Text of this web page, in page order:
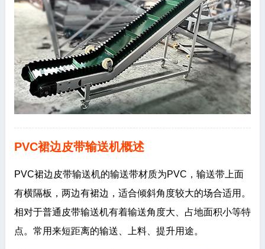
PVC裙边皮带输送机概述
PVC裙边皮带输送机的输送带材质为PVC，输送带上面
有横隔板，两边有裙边，适合倾斜角度较大的场合适用。
相对于普通皮带输送机有着输送角度大、占地面积小等特
点。常用来短距离的输送、上料、提升用途。